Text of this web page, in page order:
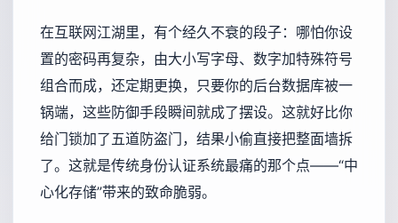
在互联网江湖里，有个经久不衰的段子：哪怕你设
置的密码再复杂，由大小写字母、数字加特殊符号
组合而成，还定期更换，只要你的后台数据库被一
锅端，这些防御手段瞬间就成了摆设。这就好比你
给门锁加了五道防盗门，结果小偷直接把整面墙拆
了。这就是传统身份认证系统最痛的那个点——“中
心化存储”带来的致命脆弱。